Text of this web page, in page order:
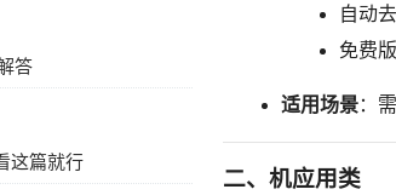
答
这篇就行
自动
免费
适用场景：
二、机应用类